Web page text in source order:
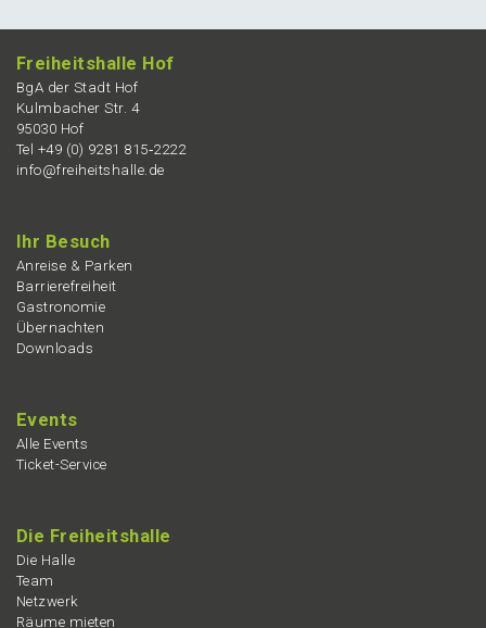
Freiheits­hal­le Hof
BgA der Stadt Hof
Kulmba­cher Str. 4
95030 Hof
Tel +49 (0) 9281 815‑2222
info@freiheitshalle.de
Ihr Besuch
Anrei­se & Parken
Barrie­re­frei­heit
Gastro­no­mie
Übernach­ten
Downloads
Events
Alle Events
Ticket-Service
Die Freiheits­hal­le
Die Halle
Team
Netzwerk
Räume mieten